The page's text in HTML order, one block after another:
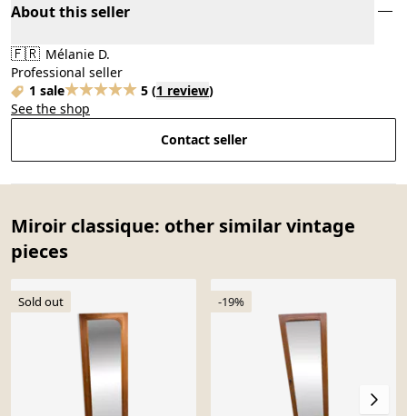
About this seller
🇫🇷 Mélanie D.
Professional seller
1 sale
5 (1 review)
See the shop
Contact seller
Miroir classique: other similar vintage
pieces
Sold out -19%